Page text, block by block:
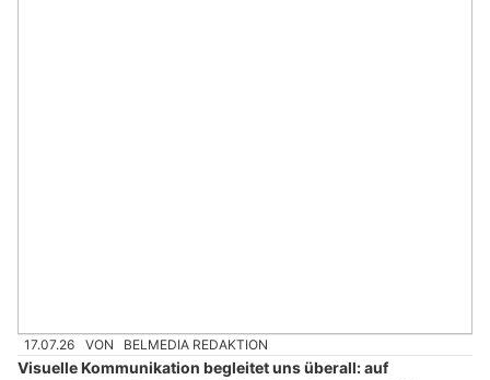
17.07.26 VON BELMEDIA REDAKTION
Visuelle Kommunikation begleitet uns überall: auf